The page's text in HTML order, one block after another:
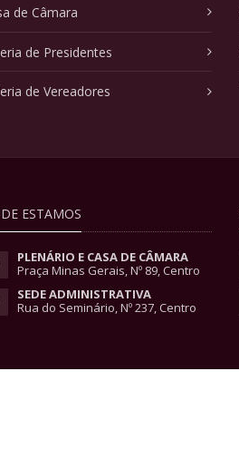
de Câmara
de Presidentes
de Vereadores
ESTAMOS
PLENÁRIO E CASA DE CÂMARA
Praça Minas Gerais, Nº 89, Centro
SEDE ADMINISTRATIVA
Rua do Seminário, Nº 237, Centro